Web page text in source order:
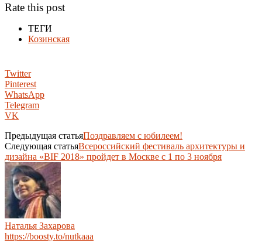
Rate this post
ТЕГИ
Козинская
Twitter
Pinterest
WhatsApp
Telegram
VK
Предыдущая статьяПоздравляем с юбилеем!
Следующая статьяВсероссийский фестиваль архитектуры и
дизайна «BIF 2018» пройдет в Москве с 1 по 3 ноября
Наталья Захарова
https://boosty.to/nutkaaa